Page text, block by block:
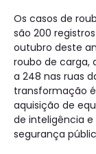
Os casos de
são 200
outubro deste
roubo de carga,
a 248 nas ruas
transformação
aquisição de
de inteligência
segurança